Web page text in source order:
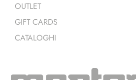
OUTLET
GIFT CARDS
CATALOGHI